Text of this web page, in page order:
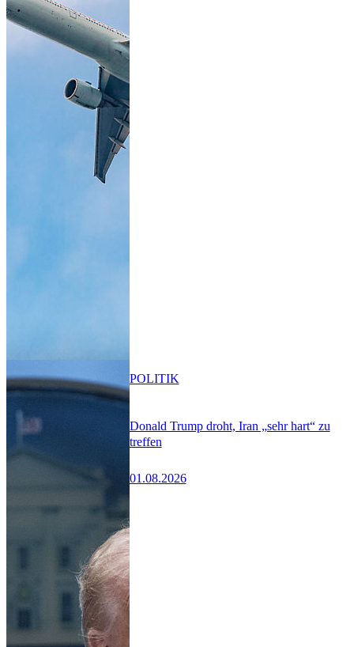
Donald Trump droht, Iran „sehr hart“ zu
treffen
01.08.2026
POLITIK